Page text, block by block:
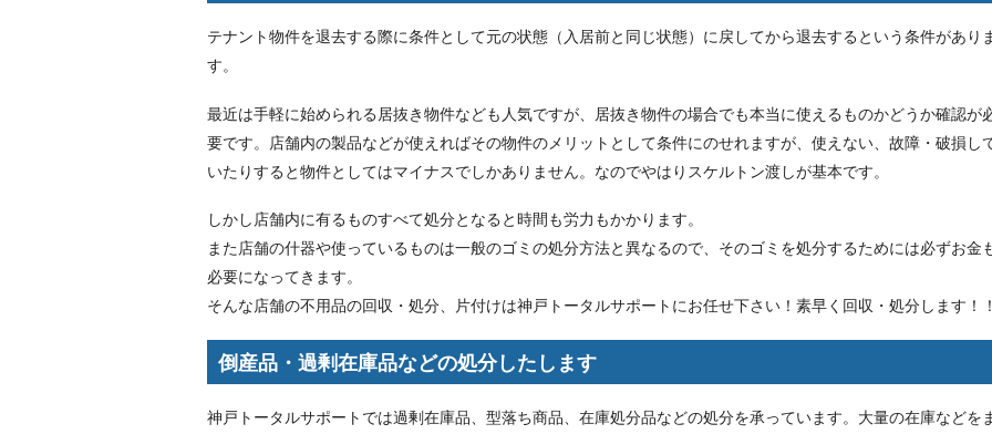
テナント物件を退去する際に条件として元の状態（入居前と同じ状態）に戻してから退去するという条件があり
す。
最近は手軽に始められる居抜き物件なども人気ですが、居抜き物件の場合でも本当に使えるものかどうか確認が
要です。店舗内の製品などが使えればその物件のメリットとして条件にのせれますが、使えない、故障・破損し
いたりすると物件としてはマイナスでしかありません。なのでやはりスケルトン渡しが基本です。
しかし店舗内に有るものすべて処分となると時間も労力もかかります。
また店舗の什器や使っているものは一般のゴミの処分方法と異なるので、そのゴミを処分するためには必ずお金
必要になってきます。
そんな店舗の不用品の回収・処分、片付けは神戸トータルサポートにお任せ下さい！素早く回収・処分します！
倒産品・過剰在庫品などの処分したします
神戸トータルサポートでは過剰在庫品、型落ち商品、在庫処分品などの処分を承っています。大量の在庫などを